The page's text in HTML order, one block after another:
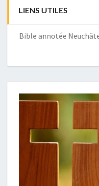
LIENS UTILES
Bible annotée